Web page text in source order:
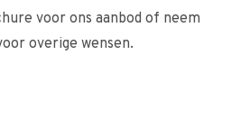
voor ons aanbod of neem
overige wensen.